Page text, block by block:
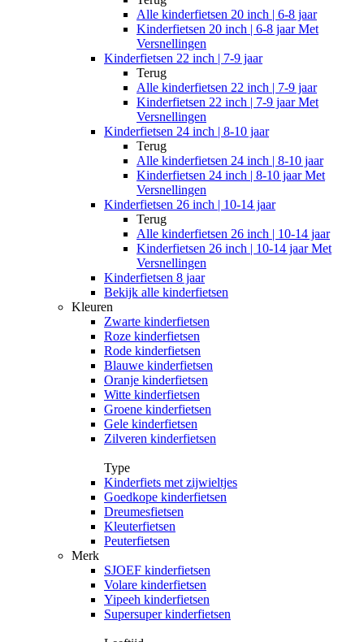
Alle kinderfietsen 20 inch | 6-8 jaar
Kinderfietsen 20 inch | 6-8 jaar Met
Versnellingen
Kinderfietsen 22 inch | 7-9 jaar
Terug
Alle kinderfietsen 22 inch | 7-9 jaar
Kinderfietsen 22 inch | 7-9 jaar Met
Versnellingen
Kinderfietsen 24 inch | 8-10 jaar
Terug
Alle kinderfietsen 24 inch | 8-10 jaar
Kinderfietsen 24 inch | 8-10 jaar Met
Versnellingen
Kinderfietsen 26 inch | 10-14 jaar
Terug
Alle kinderfietsen 26 inch | 10-14 jaar
Kinderfietsen 26 inch | 10-14 jaar Met
Versnellingen
Kinderfietsen 8 jaar
Bekijk alle kinderfietsen
Kleuren
Zwarte kinderfietsen
Roze kinderfietsen
Rode kinderfietsen
Blauwe kinderfietsen
Oranje kinderfietsen
Witte kinderfietsen
Groene kinderfietsen
Gele kinderfietsen
Zilveren kinderfietsen
Type
Kinderfiets met zijwieltjes
Goedkope kinderfietsen
Dreumesfietsen
Kleuterfietsen
Peuterfietsen
Merk
SJOEF kinderfietsen
Volare kinderfietsen
Yipeeh kinderfietsen
Supersuper kinderfietsen